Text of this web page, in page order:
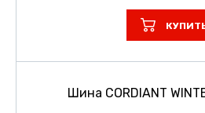
Шина CORDIANT